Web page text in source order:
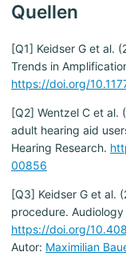
Quellen
[Q1] Keidser G et al.
Trends in
https://doi.org/
[Q2] Wentzel C et al.
adult hearing aid
Hearing Research.
00856
[Q3] Keidser G et al.
procedure. Audiology
https://doi.org/
Autor: Maximilian